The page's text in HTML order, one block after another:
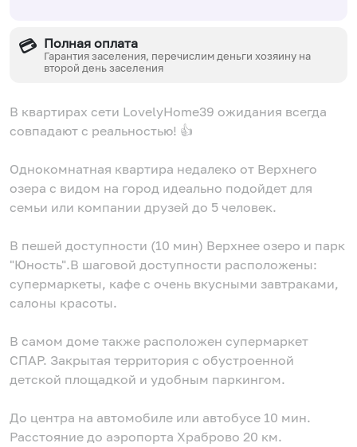
💳 Полная оплата
Гарантия заселения, перечислим деньги хозяину на
второй день заселения
В квартирах сети LovelyHome39 ожидания всегда
совпадают с реальностью! 👍
Однокомнатная квартира недалеко от Верхнего
озера с видом на город идеально подойдет для
семьи или компании друзей до 5 человек.
В пешей доступности (10 мин) Верхнее озеро и парк
"Юность".В шаговой доступности расположены:
супермаркеты, кафе с очень вкусными завтраками,
салоны красоты.
В самом доме также расположен супермаркет
СПАР. Закрытая территория с обустроенной
детской площадкой и удобным паркингом.
До центра на автомобиле или автобусе 10 мин.
Расстояние до аэропорта Храброво 20 км.